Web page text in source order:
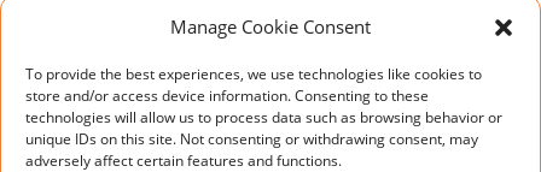
Manage Cookie Consent
To provide the best experiences, we use technologies like cookies to
store and/or access device information. Consenting to these
technologies will allow us to process data such as browsing behavior or
unique IDs on this site. Not consenting or withdrawing consent, may
adversely affect certain features and functions.